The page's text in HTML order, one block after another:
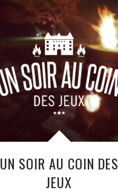
UN SOIR AU COIN DES
JEUX